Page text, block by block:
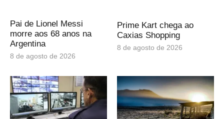
Pai de Lionel Messi
morre aos 68 anos na
Argentina
8 de agosto de 2026
Prime Kart chega ao
Caxias Shopping
8 de agosto de 2026